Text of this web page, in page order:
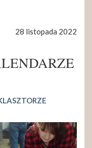
28 listopada 2022